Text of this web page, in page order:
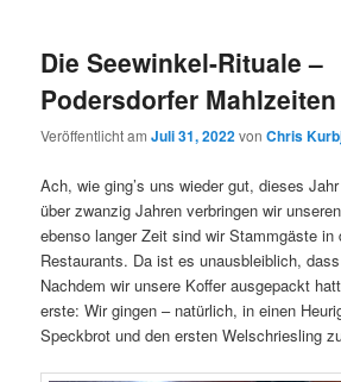
Die Seewinkel-Rituale –
Podersdorfer Mahlzeiten
Veröffentlicht amJuli 31, 2022vonChris
Ach, wie ging’s uns wieder gut, dieses
über zwanzig Jahren verbringen wir
ebenso langer Zeit sind wir Stammgäste in
Restaurants. Da ist es unausbleiblich,
Nachdem wir unsere Koffer ausgepackt
erste: Wir gingen – natürlich, in einen
Speckbrot und den ersten Welschriesling